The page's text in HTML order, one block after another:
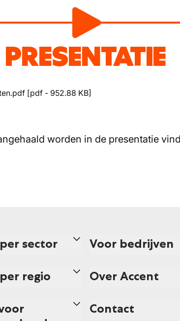
PRESENTATIE
[pdf - 952.88 KB]
worden in de presentatie
sector
regio
Voor bedrijven
Over Accent
Contact